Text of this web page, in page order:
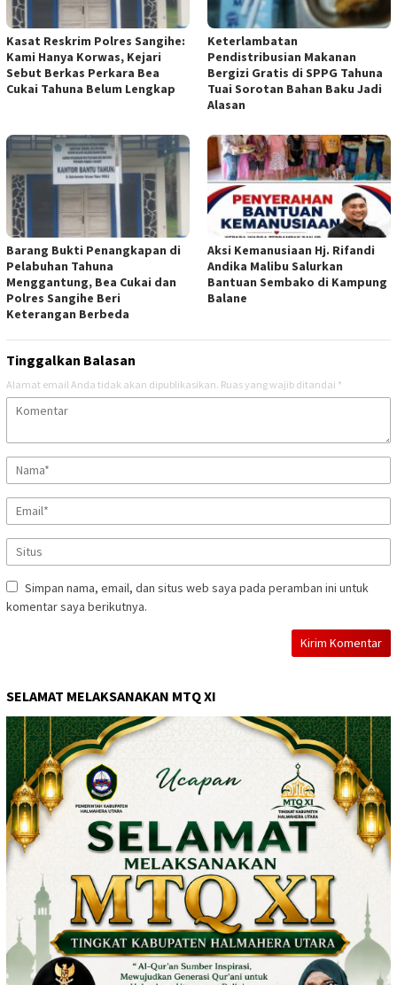
Kasat Reskrim Polres Sangihe:
Kami Hanya Korwas, Kejari
Sebut Berkas Perkara Bea
Cukai Tahuna Belum Lengkap
‎Keterlambatan
Pendistribusian Makanan
Bergizi Gratis di SPPG Tahuna
Tuai Sorotan Bahan Baku Jadi
Alasan
Barang Bukti Penangkapan di
Pelabuhan Tahuna
Menggantung, Bea Cukai dan
Polres Sangihe Beri
Keterangan Berbeda
‎Aksi Kemanusiaan Hj. Rifandi
Andika Malibu Salurkan
Bantuan Sembako di Kampung
Balane
Tinggalkan Balasan
Alamat email Anda tidak akan dipublikasikan. Ruas yang wajib ditandai *
Simpan nama, email, dan situs web saya pada peramban ini untuk
komentar saya berikutnya.
SELAMAT MELAKSANAKAN MTQ XI